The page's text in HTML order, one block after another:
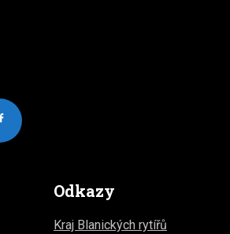
Odkazy
Kraj Blanických rytířů